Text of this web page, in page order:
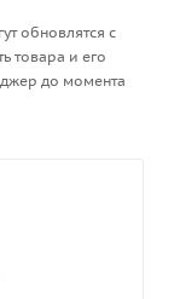
обновлятся с
товара и его
до момента